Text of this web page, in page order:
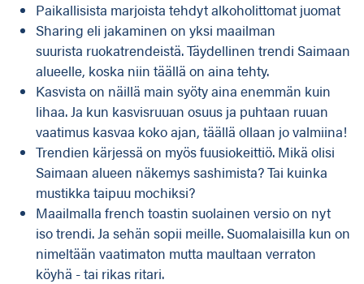
Paikallisista marjoista tehdyt alkoholittomat juomat
Sharing eli jakaminen on yksi maailman
suurista ruokatrendeistä.​ Täydellinen trendi Saimaan
alueelle, koska niin täällä on aina tehty.
Kasvista on näillä main syöty aina enemmän kuin
lihaa.​ Ja kun kasvisruuan osuus ja puhtaan ruuan
vaatimus kasvaa koko ajan, täällä ollaan jo valmiina!
Trendien kärjessä on myös fuusiokeittiö.​ Mikä olisi
Saimaan alueen näkemys sashimista? Tai kuinka
mustikka taipuu mochiksi?​
Maailmalla french toastin suolainen versio on nyt
iso trendi. Ja sehän sopii meille. Suomalaisilla kun on
nimeltään vaatimaton mutta maultaan verraton
köyhä - tai rikas ritari.​